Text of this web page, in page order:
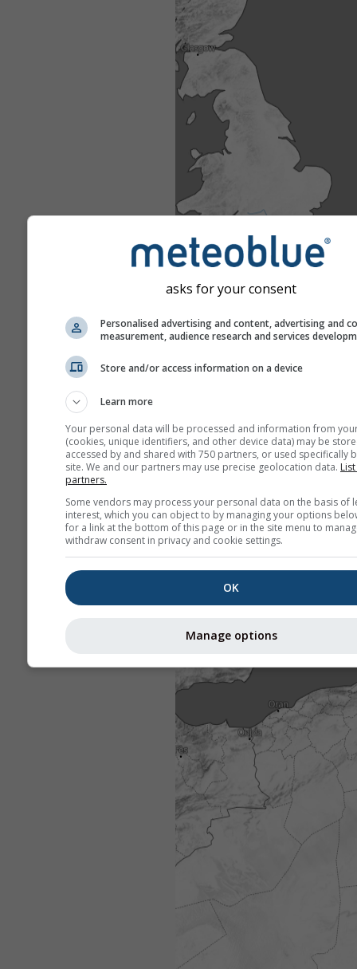
asks for your consent
Personalised advertising and content, advertising and
measurement, audience research and services
Store and/or access information on a device
Learn more
Your personal data will be processed and information from
(cookies, unique identifiers, and other device data) may be
accessed by and shared with 750 partners, or used specifically
site. We and our partners may use precise geolocation data.
partners.
Some vendors may process your personal data on the basis of
interest, which you can object to by managing your options
for a link at the bottom of this page or in the site menu to
withdraw consent in privacy and cookie settings.
OK
Manage options